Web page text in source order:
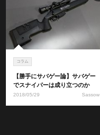
コラム
【勝手にサバゲー論】サバゲー
でスナイパーは成り立つのか
2018/05/29 Sassow